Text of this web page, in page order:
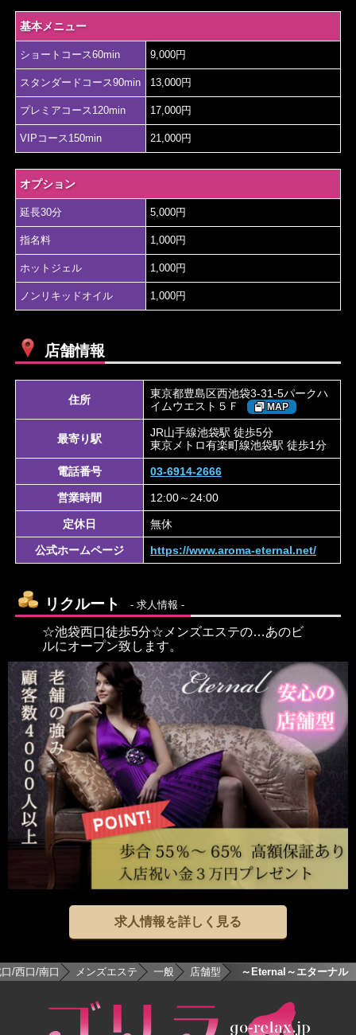
基本メニュー
ショートコース60min 9,000円
スタンダードコース90min 13,000円
プレミアコース120min 17,000円
VIPコース150min 21,000円
オプション
延長30分 5,000円
指名料 1,000円
ホットジェル 1,000円
ノンリキッドオイル 1,000円
店舗情報
住所
東京都豊島区西池袋3-31-5パークハ
イムウエスト５Ｆ
MAP
最寄り駅
JR山手線池袋駅 徒歩5分
東京メトロ有楽町線池袋駅 徒歩1分
電話番号 03-6914-2666
営業時間 12:00～24:00
定休日 無休
公式ホームページ https://www.aroma-eternal.net/
リクルート - 求人情報 -
☆池袋西口徒歩5分☆メンズエステの…あのビ
ルにオープン致します。
求人情報を詳しく見る
Eternal～エターナル～
店舗型
一般
メンズエステ
/西口/南口